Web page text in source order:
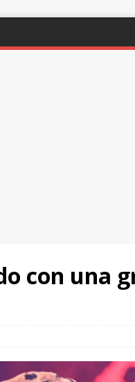
con una